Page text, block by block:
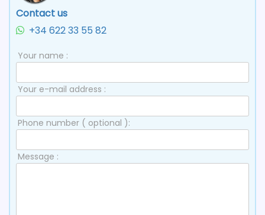
Contact us
+34 622 33 55 82
Your name :
Your e-mail address :
Phone number ( optional ):
Message :